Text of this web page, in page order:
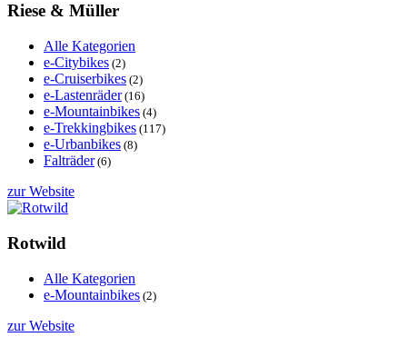
Riese & Müller
Alle Kategorien
e-Citybikes (2)
e-Cruiserbikes (2)
e-Lastenräder(16)
e-Mountainbikes (4)
e-Trekkingbikes (117)
e-Urbanbikes (8)
Falträder(6)
zur Website
Rotwild
Alle Kategorien
e-Mountainbikes (2)
zur Website